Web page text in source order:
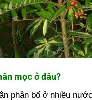
mọc ở đâu?
phân bố ở nhiều